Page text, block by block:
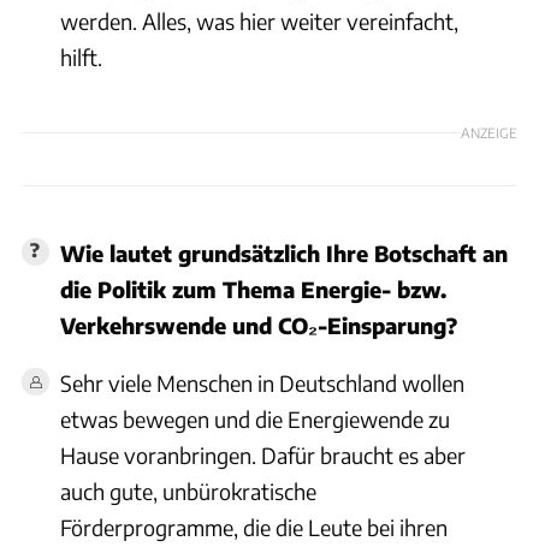
werden. Alles, was hier weiter vereinfacht,
hilft.
ANZEIGE
Wie lautet grundsätzlich Ihre Botschaft an
die Politik zum Thema Energie- bzw.
Verkehrswende und CO₂-Einsparung?
Sehr viele Menschen in Deutschland wollen
etwas bewegen und die Energiewende zu
Hause voranbringen. Dafür braucht es aber
auch gute, unbürokratische
Förderprogramme, die die Leute bei ihren